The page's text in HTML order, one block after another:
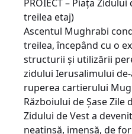
PROIECT – Piața
treilea etaj)
Ascentul Mughrabi
treilea, începând cu o
structurii și utilizării
zidului Ierusalimului
ruperea cartierului
Războiului de Șase Zile
Zidului de Vest a
neatinsă, imensă, de